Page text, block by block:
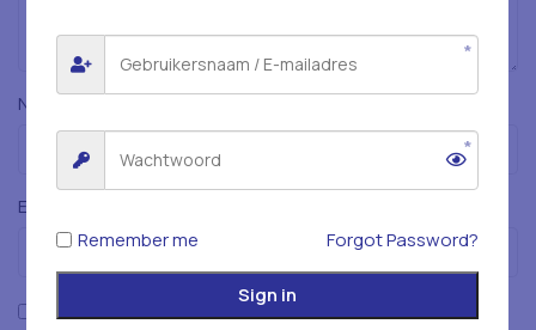
Naam *
E-mail
Mijn naam, e-mailadres en website opslaan in deze
Remember me Forgot Password?
Sign in